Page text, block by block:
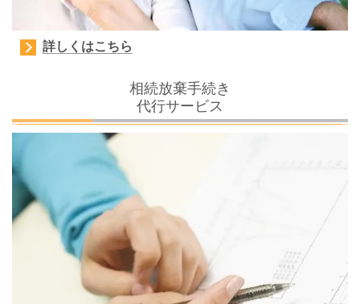
詳しくはこちら
相続放棄手続き
代行サービス